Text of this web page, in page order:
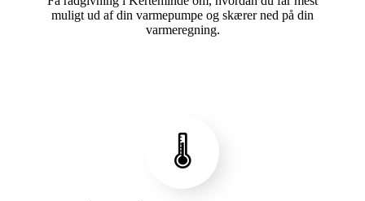
muligt ud af din varmepumpe og skærer ned på din
varmeregning.
🌡️